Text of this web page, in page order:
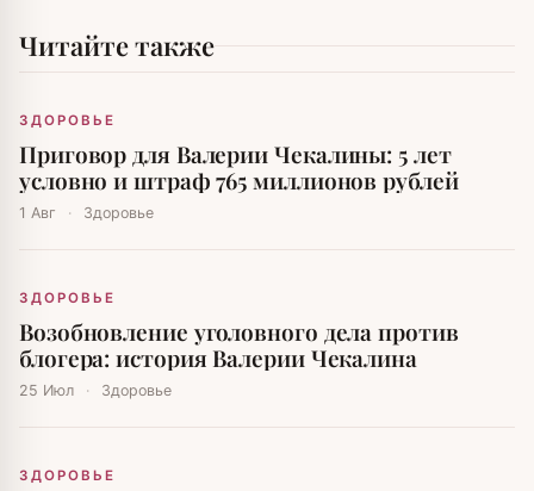
Читайте также
ЗДОРОВЬЕ
Приговор для Валерии Чекалины: 5 лет
условно и штраф 765 миллионов рублей
1 Авг · Здоровье
ЗДОРОВЬЕ
Возобновление уголовного дела против
блогера: история Валерии Чекалина
25 Июл · Здоровье
ЗДОРОВЬЕ